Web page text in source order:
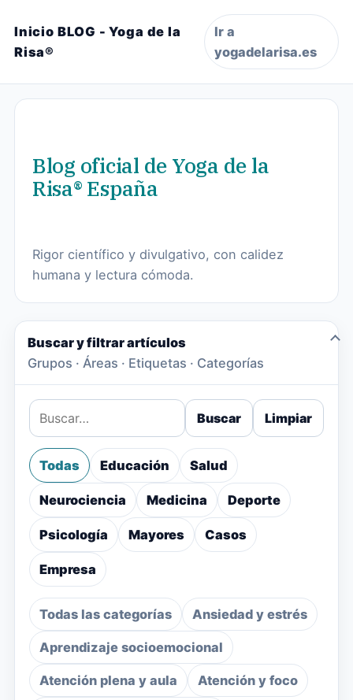
Inicio BLOG - Yoga de la
Risa®
Ir a
yogadelarisa.es
Blog oficial de Yoga de la
Risa® España
Rigor científico y divulgativo, con calidez
humana y lectura cómoda.
Buscar y filtrar artículos
Grupos · Áreas · Etiquetas · Categorías
Buscar Limpiar
Todas Educación Salud
Neurociencia Medicina Deporte
Psicología Mayores Casos
Empresa
Todas las categorías Ansiedad y estrés
Aprendizaje socioemocional
Atención plena y aula Atención y foco